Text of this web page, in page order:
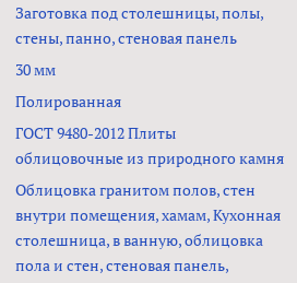
Заготовка под столешницы, полы,
стены, панно, стеновая панель
30 мм
Полированная
ГОСТ 9480-2012 Плиты
облицовочные из природного камня
Облицовка гранитом полов, стен
внутри помещения, хамам, Кухонная
столешница, в ванную, облицовка
пола и стен, стеновая панель,